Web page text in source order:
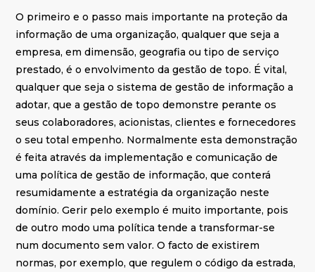
O primeiro e o passo mais importante na proteção da
informação de uma organização, qualquer que seja a
empresa, em dimensão, geografia ou tipo de serviço
prestado, é o envolvimento da gestão de topo. É vital,
qualquer que seja o sistema de gestão de informação a
adotar, que a gestão de topo demonstre perante os
seus colaboradores, acionistas, clientes e fornecedores
o seu total empenho. Normalmente esta demonstração
é feita através da implementação e comunicação de
uma política de gestão de informação, que conterá
resumidamente a estratégia da organização neste
domínio. Gerir pelo exemplo é muito importante, pois
de outro modo uma política tende a transformar-se
num documento sem valor. O facto de existirem
normas, por exemplo, que regulem o código da estrada,